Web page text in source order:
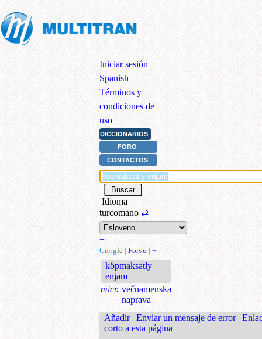
Iniciar sesión |
Spanish |
Términos y
condiciones de
uso
DICCIONARIOS
FORO
CONTACTOS
Idioma
turcomano ⇄
+
Google | Forvo | +
köpmaksatly
enjam
micr. večnamenska
naprava
Añadir | Enviar un mensaje de error |
corto a esta página